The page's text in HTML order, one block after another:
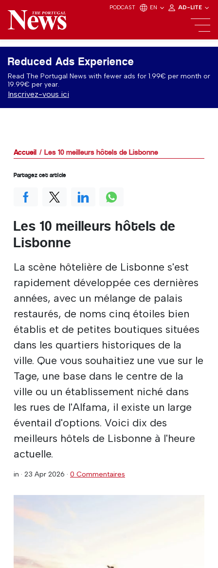
PODCAST EN AD-LITE
Reduced Ads Experience
Read The Portugal News with fewer ads for 1.99€ per month or
19.99€ per year.
Inscrivez-vous ici
Accueil Les 10 meilleurs hôtels de Lisbonne
Les 10 meilleurs hôtels de
Lisbonne
La scène hôtelière de Lisbonne s'est
rapidement développée ces dernières
années, avec un mélange de palais
restaurés, de noms cinq étoiles bien
établis et de petites boutiques situées
dans les quartiers historiques de la
ville. Que vous souhaitiez une vue sur le
Tage, une base dans le centre de la
ville ou un établissement niché dans
les rues de l'Alfama, il existe un large
éventail d'options. Voici dix des
meilleurs hôtels de Lisbonne à l'heure
actuelle.
in · 23 Apr 2026 · 0 Commentaires
Partagez cet article